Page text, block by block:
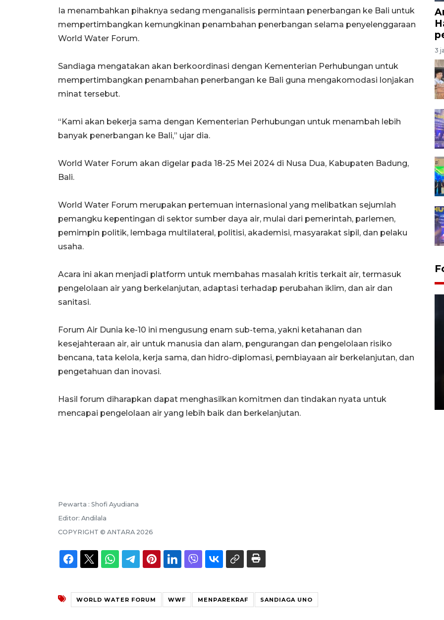
Ia menambahkan pihaknya sedang menganalisis permintaan penerbangan ke Bali untuk
mempertimbangkan kemungkinan penambahan penerbangan selama penyelenggaraan
World Water Forum.
Sandiaga mengatakan akan berkoordinasi dengan Kementerian Perhubungan untuk
mempertimbangkan penambahan penerbangan ke Bali guna mengakomodasi lonjakan
minat tersebut.
“Kami akan bekerja sama dengan Kementerian Perhubungan untuk menambah lebih
banyak penerbangan ke Bali,” ujar dia.
World Water Forum akan digelar pada 18-25 Mei 2024 di Nusa Dua, Kabupaten Badung,
Bali.
World Water Forum merupakan pertemuan internasional yang melibatkan sejumlah
pemangku kepentingan di sektor sumber daya air, mulai dari pemerintah, parlemen,
pemimpin politik, lembaga multilateral, politisi, akademisi, masyarakat sipil, dan pelaku
usaha.
Acara ini akan menjadi platform untuk membahas masalah kritis terkait air, termasuk
pengelolaan air yang berkelanjutan, adaptasi terhadap perubahan iklim, dan air dan
sanitasi.
Forum Air Dunia ke-10 ini mengusung enam sub-tema, yakni ketahanan dan
kesejahteraan air, air untuk manusia dan alam, pengurangan dan pengelolaan risiko
bencana, tata kelola, kerja sama, dan hidro-diplomasi, pembiayaan air berkelanjutan, dan
pengetahuan dan inovasi.
Hasil forum diharapkan dapat menghasilkan komitmen dan tindakan nyata untuk
mencapai pengelolaan air yang lebih baik dan berkelanjutan.
Pewarta : Shofi Ayudiana
Editor: Andilala
COPYRIGHT © ANTARA 2026
WORLD WATER FORUM WWF MENPAREKRAF SANDIAGA UNO
3
15 July 2026 14:08 WIB